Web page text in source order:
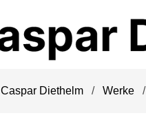
Caspar Diethelm Werke